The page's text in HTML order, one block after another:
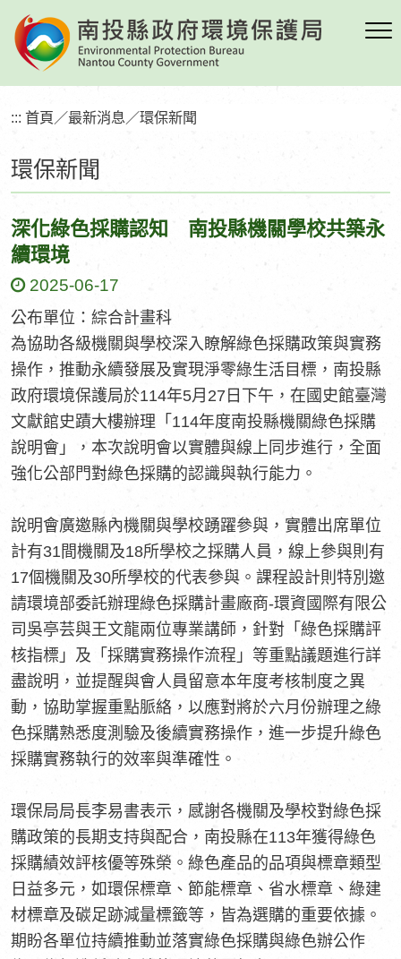
到
要
區
塊環保新聞
::: 首頁 ／最新消息 ／環保新聞
深化綠色採購認知 南投縣機關學校共築永
續環境
2025-06-17
公布單位：綜合計畫科
為協助各級機關與學校深入瞭解綠色採購政策與實務
操作，推動永續發展及實現淨零綠生活目標，南投縣
政府環境保護局於114年5月27日下午，在國史館臺灣
文獻館史蹟大樓辦理「114年度南投縣機關綠色採購
說明會」，本次說明會以實體與線上同步進行，全面
強化公部門對綠色採購的認識與執行能力。
說明會廣邀縣內機關與學校踴躍參與，實體出席單位
計有31間機關及18所學校之採購人員，線上參與則有
17個機關及30所學校的代表參與。課程設計則特別邀
請環境部委託辦理綠色採購計畫廠商-環資國際有限公
司吳亭芸與王文龍兩位專業講師，針對「綠色採購評
核指標」及「採購實務操作流程」等重點議題進行詳
盡說明，並提醒與會人員留意本年度考核制度之異
動，協助掌握重點脈絡，以應對將於六月份辦理之綠
色採購熟悉度測驗及後續實務操作，進一步提升綠色
採購實務執行的效率與準確性。
環保局局長李易書表示，感謝各機關及學校對綠色採
購政策的長期支持與配合，南投縣在113年獲得綠色
採購績效評核優等殊榮。綠色產品的品項與標章類型
日益多元，如環保標章、節能標章、省水標章、綠建
材標章及碳足跡減量標籤等，皆為選購的重要依據。
期盼各單位持續推動並落實綠色採購與綠色辦公作